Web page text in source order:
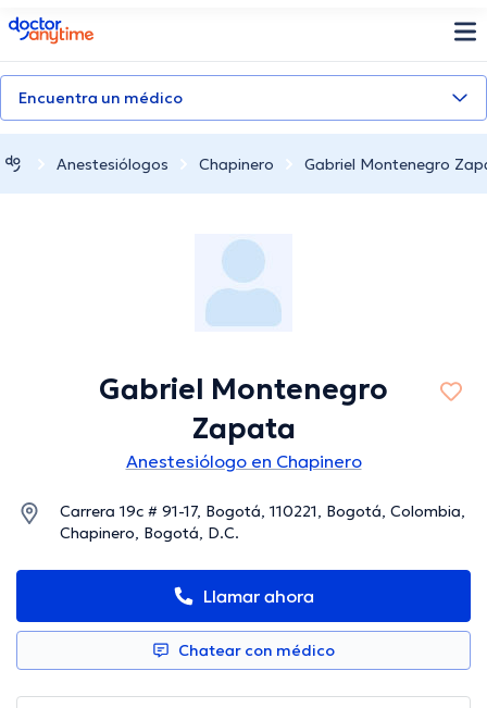
doctoranytime
Encuentra un médico
Anestesiólogos Chapinero Gabriel Montenegro
Gabriel Montenegro
Zapata
Anestesiólogo en Chapinero
Carrera 19c # 91-17, Bogotá, 110221, Bogotá, Colombia,
Chapinero, Bogotá, D.C.
Llamar ahora
Chatear con médico